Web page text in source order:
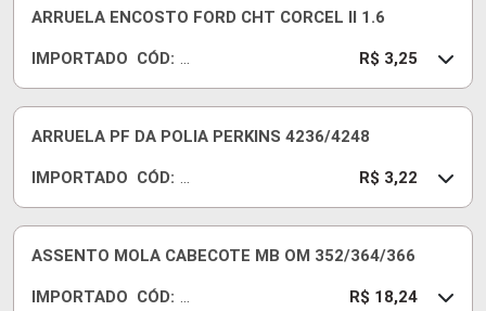
60
75
ARRUELA ENCOSTO FORD CHT CORCEL II 1.6
IMPORTADO CÓD: R
E0
60
50
R$ 3,25
ARRUELA PF DA POLIA PERKINS 4236/4248
IMPORTADO CÓD: 42
20
B
R$ 3,22
ASSENTO MOLA CABECOTE MB OM 352/364/366
IMPORTADO CÓD: 11
R$ 18,24